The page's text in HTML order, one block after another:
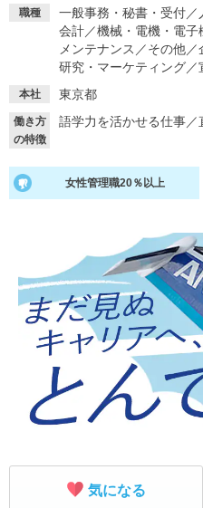
イベントを探す ス
就活ノウハウ・サポート
適職診断
就活ニュースペーパー
就活時事ニュースを更新
職種 一般事務・秘書・受付／
会計／機械・電機・電子
メンテナンス ／その他／
研究・マーケティング／
本社 東京都
働き方
の特徴
語学力を活かせる仕事／
女性管理職20％以上
気になる